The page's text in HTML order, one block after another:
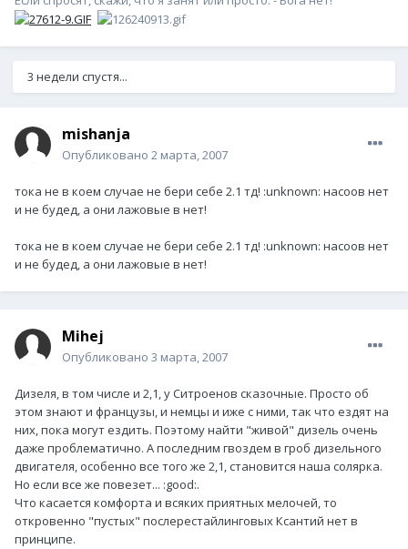
3 недели спустя...
mishanja
Опубликовано 2 марта, 2007
тока не в коем случае не бери себе 2.1 тд! :unknown: насоов нет
и не будед, а они лажовые в нет!
тока не в коем случае не бери себе 2.1 тд! :unknown: насоов нет
и не будед, а они лажовые в нет!
Mihej
Опубликовано 3 марта, 2007
Дизеля, в том числе и 2,1, у Ситроенов сказочные. Просто об
этом знают и французы, и немцы и иже с ними, так что ездят на
них, пока могут ездить. Поэтому найти "живой" дизель очень
даже проблематично. А последним гвоздем в гроб дизельного
двигателя, особенно все того же 2,1, становится наша солярка.
Но если все же повезет... :good:.
Что касается комфорта и всяких приятных мелочей, то
откровенно "пустых" послерестайлинговых Ксантий нет в
принципе.